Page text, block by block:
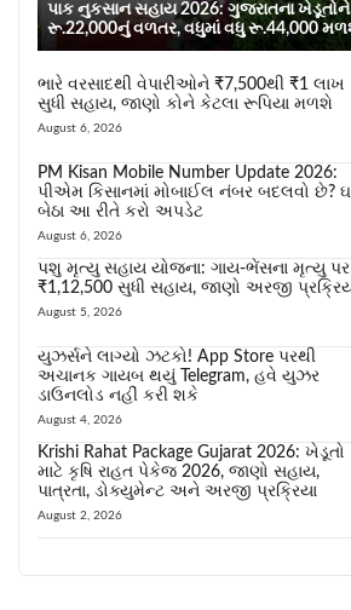
પાક નુકસાન સહાય 2026: ગુજરાતના ખેડૂતોને
રૂ.22,000નું વળતર, વધુમાં વધુ રૂ.44,000
ભારે વરસાદથી વેપારીઓને ₹7,500થી ₹1 લાખ
સુધી સહાય, જાણો કોને કેટલા રૂપિયા મળશે
August 6, 2026
PM Kisan Mobile Number Update 2026:
પીએમ કિસાનમાં મોબાઈલ નંબર બદલવો છે?
બેઠા આ રીતે કરો અપડેટ
August 6, 2026
પશુ મૃત્યુ સહાય યોજના: ગાય-ભેંસના મૃત્યુ પર
₹1,12,500 સુધી સહાય, જાણો અરજી
August 5, 2026
યુઝર્સને લાગ્યો ઝટકો! App Store પરથી
અચાનક ગાયબ થયું Telegram, હવે યુઝર
ડાઉનલોડ નહીં કરી શકે
August 4, 2026
Krishi Rahat Package Gujarat 2026: ખેડૂતો
માટે કૃષિ રાહત પેકેજ 2026, જાણો સહાય,
પાત્રતા, ડોક્યુમેન્ટ અને અરજી પ્રક્રિયા
August 2, 2026